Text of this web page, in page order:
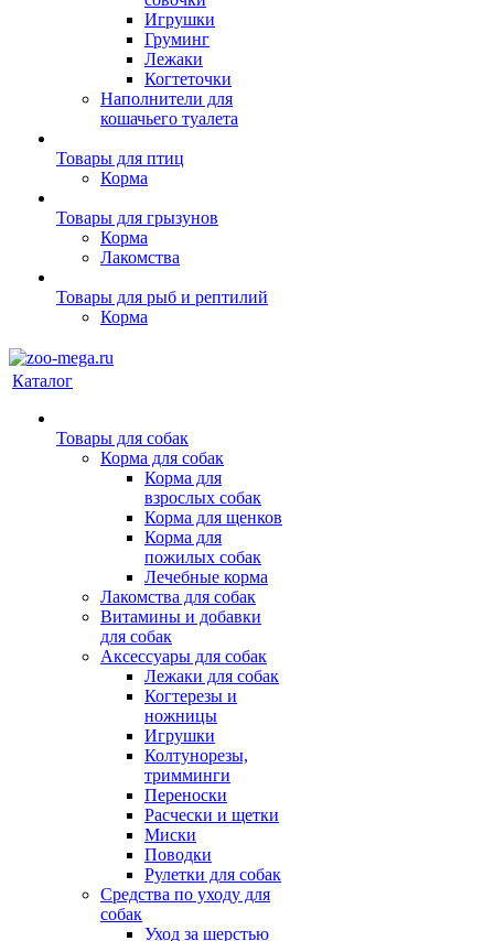
Игрушки
Груминг
Лежаки
Когтеточки
Наполнители для
кошачьего туалета
Товары для птиц
Корма
Товары для грызунов
Корма
Лакомства
Товары для рыб и рептилий
Корма
Каталог
Товары для собак
Корма для собак
Корма для
взрослых собак
Корма для щенков
Корма для
пожилых собак
Лечебные корма
Лакомства для собак
Витамины и добавки
для собак
Аксессуары для собак
Лежаки для собак
Когтерезы и
ножницы
Игрушки
Колтунорезы,
тримминги
Переноски
Расчески и щетки
Миски
Поводки
Рулетки для собак
Средства по уходу для
собак
Уход за шерстью